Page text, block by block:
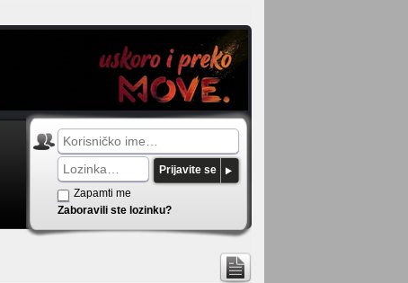
Prijavite se
Zapamti me
Zaboravili ste lozinku?